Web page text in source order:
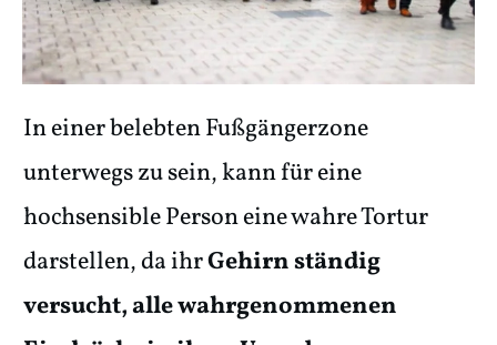
In einer belebten Fußgängerzone
unterwegs zu sein, kann für eine
hochsensible Person eine wahre Tortur
darstellen, da ihrGehirn ständig
versucht, alle wahrgenommenen